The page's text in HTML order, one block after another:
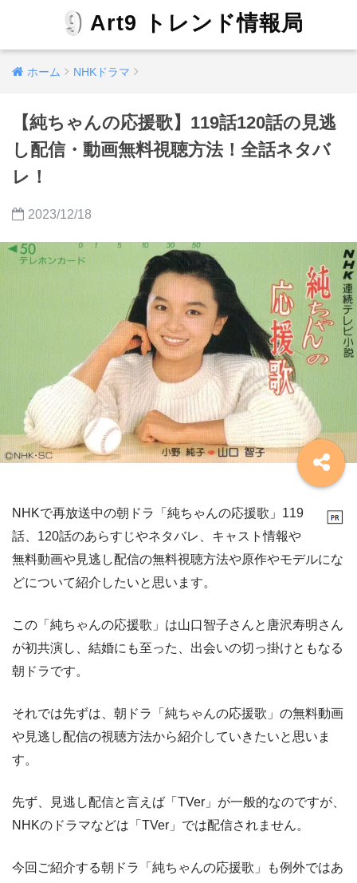
Art9 トレンド情報局
ホーム NHKドラマ
【純ちゃんの応援歌】119話120話の見逃
し配信・動画無料視聴方法！全話ネタバ
レ！
2023/12/18
NHKで再放送中の朝ドラ「純ちゃんの応援歌」119
話、120話のあらすじやネタバレ、キャスト情報や
無料動画や見逃し配信の無料視聴方法や原作やモデルにな
どについて紹介したいと思います。
この「純ちゃんの応援歌」は山口智子さんと唐沢寿明さん
が初共演し、結婚にも至った、出会いの切っ掛けともなる
朝ドラです。
それでは先ずは、朝ドラ「純ちゃんの応援歌」の無料動画
や見逃し配信の視聴方法から紹介していきたいと思いま
す。
先ず、見逃し配信と言えば「TVer」が一般的なのですが、
NHKのドラマなどは「TVer」では配信されません。
今回ご紹介する朝ドラ「純ちゃんの応援歌」も例外ではあ